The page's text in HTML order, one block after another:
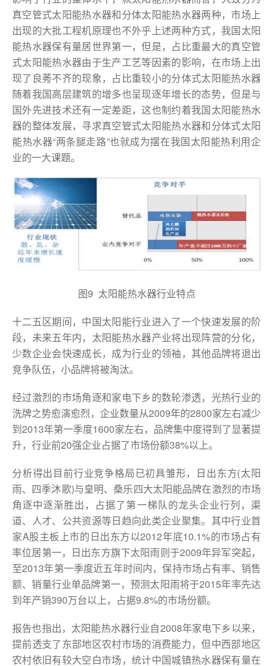
真空管式太阳能热水器和分体太阳能热水器两种，市场上
出现的大批工程机原理也不外乎上述两种方式，我国太阳
能热水器保有量居世界第一，但是，占比重最大的真空管
式太阳能热水器由于生产工艺等因素的影响，在市场上出
现了良莠不齐的现象，占比重较小的分体式太阳能热水器
随着我国高层建筑的增多也呈现逐年增长的态势，但是与
国外先进技术还有一定差距，这也制约着我国太阳能热水
器的整体发展，寻求真空管式太阳能热水器和分体式太阳
能热水器“两条腿走路”也就成为摆在我国太阳能热利用企
业的一大课题。
图9 太阳能热水器行业特点
十二五区期间，中国太阳能行业进入了一个快速发展的阶
段，未来五年内，太阳能热水器产业将出现阵营的分化，
少数企业会快速成长，成为行业的领袖，其他品牌将退出
竞争队伍，小品牌将被淘汰。
经过激烈的市场角逐和家电下乡的数轮渗透，光热行业的
洗牌之势愈演愈烈，企业数量从2009年的2800家左右减少
到2013年第一季度1600家左右，品牌集中度得到了显著提
升，行业前20强企业占据了市场份额38%以上。
分析得出目前行业竞争格局已初具雏形，日出东方(太阳
雨、四季沐歌)与皇明、桑乐四大太阳能品牌在激烈的市场
角逐中逐渐胜出，占据了第一梯队的龙头企业行列，渠
道、人才、公共资源等日趋向此类企业聚集。其中行业首
家A股主板上市的日出东方以2012年底10.1%的市场占有
率位居第一，日出东方旗下太阳雨则于2009年异军突起，
至2013年第一季度近五年时间内，保持市场占有率、销售
额、销量行业单品牌第一，预测太阳雨将于2015年率先达
到年产销390万台以上，占据9.8%的市场份额。
报告也指出，太阳能热水器行业自2008年家电下乡以来，
提前透支了东部地区农村市场的消费能力，但中西部地区
农村依旧有较大空白市场，统计中国城镇热水器保有量在